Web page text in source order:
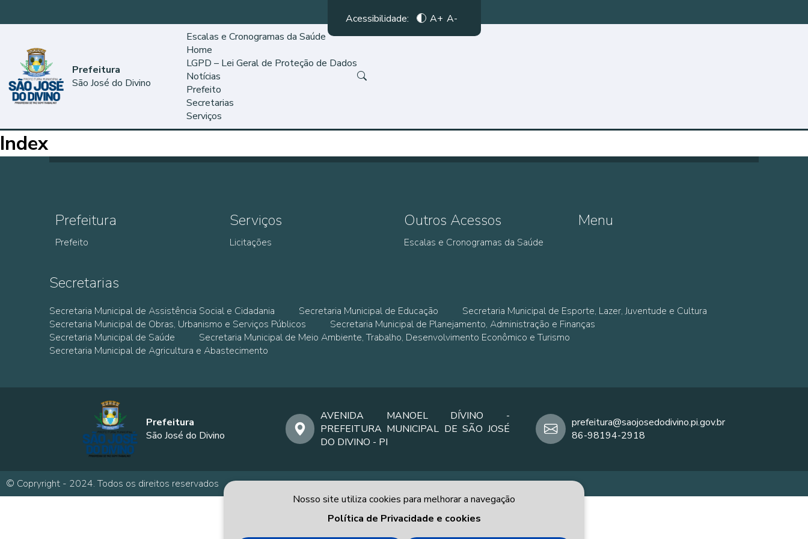
Acessibilidade: A+ A-
Prefeitura
São José do Divino
Escalas e Cronogramas da Saúde
Home
LGPD – Lei Geral de Proteção de Dados
Notícias
Prefeito
Secretarias
Serviços
Index
Prefeitura
Prefeito
Serviços
Licitações
Outros Acessos
Escalas e Cronogramas da Saúde
Menu
Secretarias
Secretaria Municipal de Assistência Social e Cidadania Secretaria Municipal de Educação
Secretaria Municipal de Esporte, Lazer, Juventude e Cultura
Secretaria Municipal de Obras, Urbanismo e Serviços Públicos
Secretaria Municipal de Planejamento, Administração e Finanças
Secretaria Municipal de Saúde
Secretaria Municipal de Meio Ambiente, Trabalho, Desenvolvimento Econômico e Turismo
Secretaria Municipal de Agricultura e Abastecimento
Prefeitura
São José do Divino
AVENIDA MANOEL DÍVINO -
PREFEITURA MUNICIPAL DE SÃO JOSÉ
DO DIVINO - PI
prefeitura@saojosedodivino.pi.gov.br
86-98194-2918
© Copryright - 2024. Todos os direitos reservados
Nosso site utiliza cookies para melhorar a navegação
Política de Privacidade e cookies